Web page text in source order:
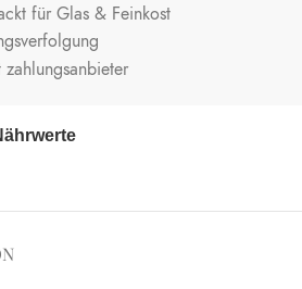
für Glas & Feinkost